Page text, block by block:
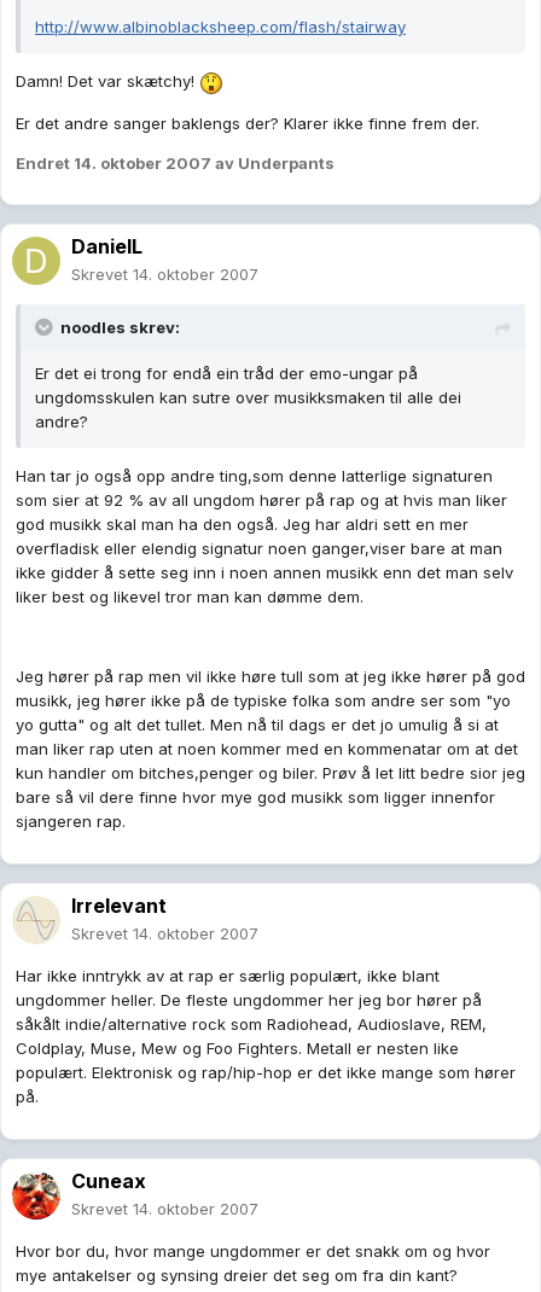
http://www.albinoblacksheep.com/flash/stairway
Damn! Det var skætchy!
Er det andre sanger baklengs der? Klarer ikke finne frem der.
Endret 14. oktober 2007 av Underpants
DanielL
Skrevet 14. oktober 2007
noodles skrev:
Er det ei trong for endå ein tråd der emo-ungar på
ungdomsskulen kan sutre over musikksmaken til alle dei
andre?
Han tar jo også opp andre ting,som denne latterlige signaturen
som sier at 92 % av all ungdom hører på rap og at hvis man liker
god musikk skal man ha den også. Jeg har aldri sett en mer
overfladisk eller elendig signatur noen ganger,viser bare at man
ikke gidder å sette seg inn i noen annen musikk enn det man selv
liker best og likevel tror man kan dømme dem.
Jeg hører på rap men vil ikke høre tull som at jeg ikke hører på god
musikk, jeg hører ikke på de typiske folka som andre ser som "yo
yo gutta" og alt det tullet. Men nå til dags er det jo umulig å si at
man liker rap uten at noen kommer med en kommenatar om at det
kun handler om bitches,penger og biler. Prøv å let litt bedre sior jeg
bare så vil dere finne hvor mye god musikk som ligger innenfor
sjangeren rap.
Irrelevant
Skrevet 14. oktober 2007
Har ikke inntrykk av at rap er særlig populært, ikke blant
ungdommer heller. De fleste ungdommer her jeg bor hører på
såkålt indie/alternative rock som Radiohead, Audioslave, REM,
Coldplay, Muse, Mew og Foo Fighters. Metall er nesten like
populært. Elektronisk og rap/hip-hop er det ikke mange som hører
på.
Cuneax
Skrevet 14. oktober 2007
Hvor bor du, hvor mange ungdommer er det snakk om og hvor
mye antakelser og synsing dreier det seg om fra din kant?